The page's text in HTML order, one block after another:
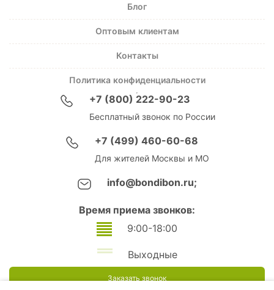
Блог
Оптовым клиентам
Контакты
Политика конфиденциальности
+7 (800) 222-90-23
Бесплатный звонок по России
+7 (499) 460-60-68
Для жителей Москвы и МО
info@bondibon.ru;
Время приема звонков:
9:00-18:00
Выходные
Заказать звонок